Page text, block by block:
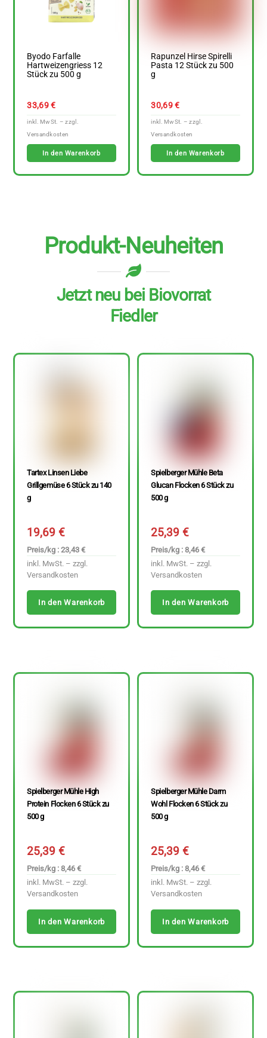
Byodo Farfalle
Hartweizengriess 12
Stück zu 500 g
33,69€
In den Warenkorb
Rapunzel Hirse Spirelli
Pasta 12 Stück zu 500
g
30,69€
In den Warenkorb
Produkt-Neuheiten
Jetzt neu bei Biovorrat
Fiedler
Tartex Linsen Liebe
Grillgemüse 6 Stück zu 140
g
19,69€
Preis/kg : 23,43 €
inkl. MwSt. – zzgl.
Versandkosten
In den Warenkorb
Spielberger Mühle Beta
Glucan Flocken 6 Stück zu
500 g
25,39€
Preis/kg : 8,46 €
inkl. MwSt. – zzgl.
Versandkosten
In den Warenkorb
Spielberger Mühle High
Protein Flocken 6 Stück zu
500 g
25,39€
Preis/kg : 8,46 €
inkl. MwSt. – zzgl.
Versandkosten
In den Warenkorb
Spielberger Mühle Darm
Wohl Flocken 6 Stück zu
500 g
25,39€
Preis/kg : 8,46 €
inkl. MwSt. – zzgl.
Versandkosten
In den Warenkorb